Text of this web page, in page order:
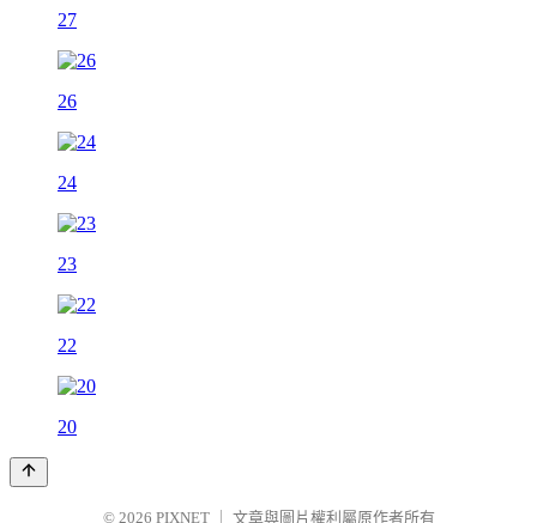
27
26
24
23
22
20
© 2026 PIXNET 文章與圖片權利屬原作者所有